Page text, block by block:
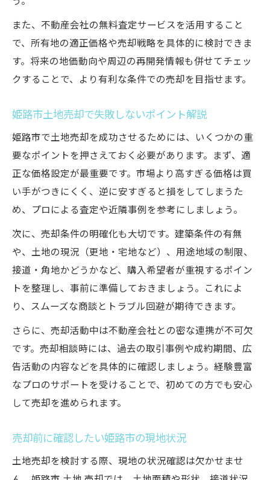
また、不動産会社の無料査定サービスを活用すること
で、所有地の適正価格や売却戦略を具体的に検討できま
す。将来の地価動向や周辺の再開発情報も併せてチェッ
クすることで、より有利な条件での売却を目指せます。
姫路市土地売却で失敗しないポイント解説
姫路市で土地売却を成功させるためには、いくつかの重
要なポイントを押さえておく必要があります。まず、適
正な価格設定が最重要です。市場より高すぎる価格は買
い手がつきにくく、逆に安すぎると損をしてしまうた
め、プロによる査定や近隣事例を参考にしましょう。
次に、売却条件の明確化も大切です。建築条件の有無
や、土地の現況（更地・宅地など）、用途地域の制限、
接道・角地かどうかなど、購入希望者が重視するポイン
トを整理し、事前に準備しておきましょう。これによ
り、スムーズな商談とトラブル回避が期待できます。
さらに、売却活動中は不動産会社との密な連携が不可欠
です。売却相談時には、過去の取引事例や成約期間、広
告活動の内容などを具体的に確認しましょう。経験豊富
なプロのサポートを受けることで、初めての方でも安心
して売却を進められます。
売却前に確認したい姫路市の現地状況
土地売却を検討する際、現地の状況確認は欠かせませ